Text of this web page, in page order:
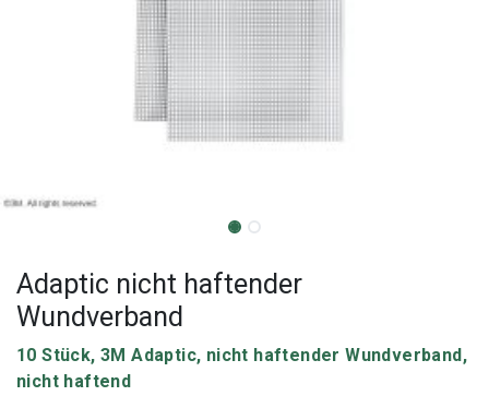
Adaptic nicht haftender
Wundverband
10 Stück, 3M Adaptic, nicht haftender Wundverband,
nicht haftend